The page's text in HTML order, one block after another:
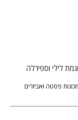
מכונות פסטה ואביזרים